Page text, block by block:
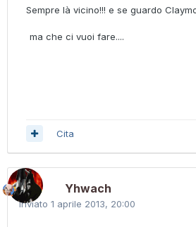
Sempre là vicino!!! e se guardo
ma che ci vuoi fare....
Cita
Yhwach
Inviato 1 aprile 2013, 20:00